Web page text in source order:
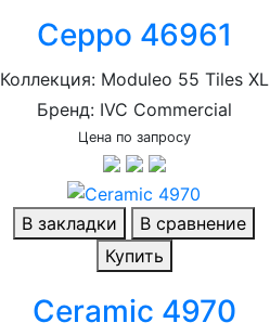
Ceppo 46961
Коллекция: Moduleo 55 Tiles XL
Бренд: IVC Commercial
Цена по запросу
В закладки
В сравнение
Купить
Ceramic 4970